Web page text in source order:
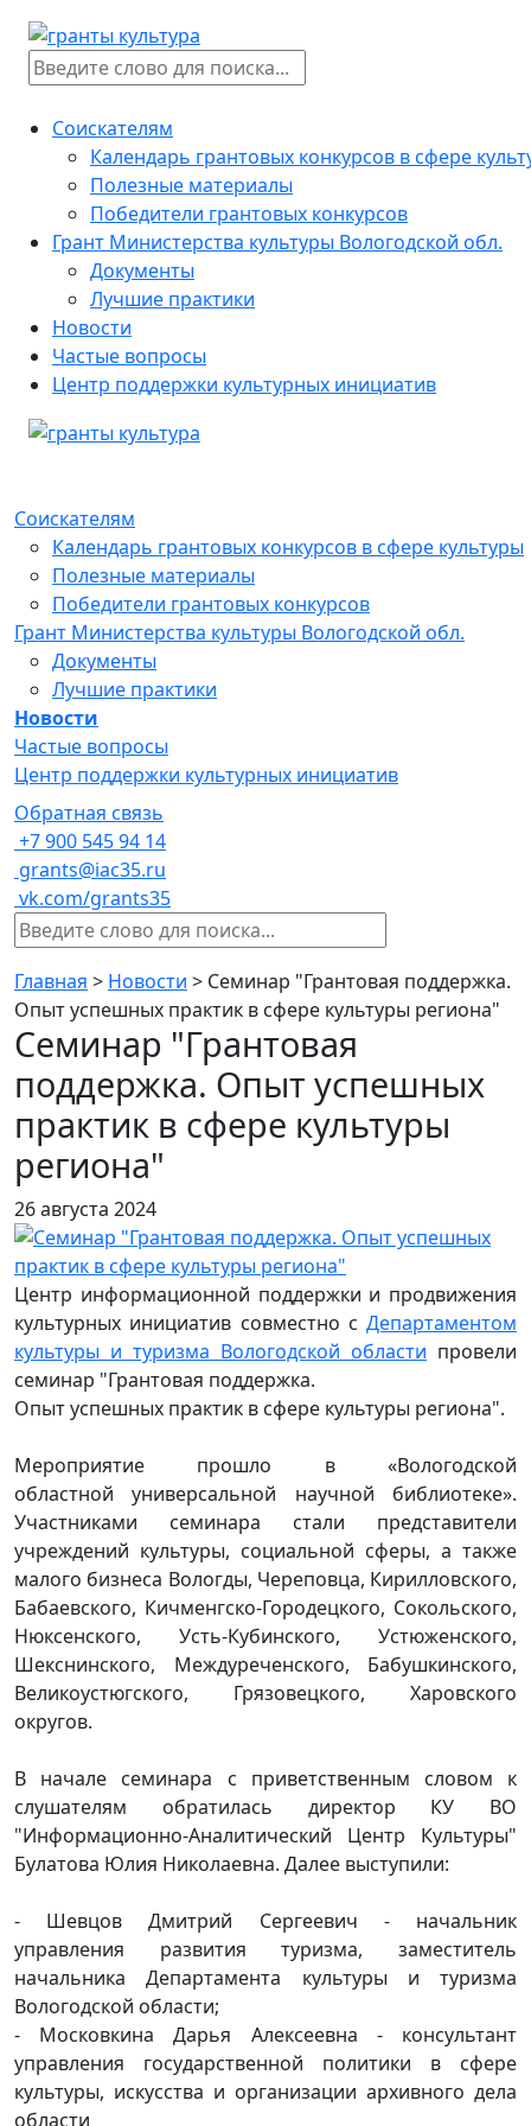
Соискателям
Календарь грантовых конкурсов в сфере
Полезные материалы
Победители грантовых конкурсов
Грант Министерства культуры Вологодской обл.
Документы
Лучшие практики
Новости
Частые вопросы
Центр поддержки культурных инициатив
Соискателям
Календарь грантовых конкурсов в сфере культуры
Полезные материалы
Победители грантовых конкурсов
Грант Министерства культуры Вологодской обл.
Документы
Лучшие практики
Новости
Частые вопросы
Центр поддержки культурных инициатив
Обратная связь
+7 900 545 94 14
grants@iac35.ru
vk.com/grants35
Главная > Новости > Семинар "Грантовая поддержка.
Опыт успешных практик в сфере культуры региона"
Семинар "Грантовая
поддержка. Опыт успешных
практик в сфере культуры
региона"
26 августа 2024
Центр информационной поддержки и продвижения
культурных инициатив совместно с Департаментом
культуры и туризма Вологодской области провели
семинар "Грантовая поддержка.
Опыт успешных практик в сфере культуры региона".
Мероприятие прошло в «Вологодской
областной универсальной научной библиотеке».
Участниками семинара стали представители
учреждений культуры, социальной сферы, а также
малого бизнеса Вологды, Череповца, Кирилловского,
Бабаевского, Кичменгско-Городецкого, Сокольского,
Нюксенского, Усть-Кубинского, Устюженского,
Шекснинского, Междуреченского, Бабушкинского,
Великоустюгского, Грязовецкого, Харовского
округов.
В начале семинара с приветственным словом к
слушателям обратилась директор КУ ВО
"Информационно-Аналитический Центр Культуры"
Булатова Юлия Николаевна. Далее выступили:
- Шевцов Дмитрий Сергеевич - начальник
управления развития туризма, заместитель
начальника Департамента культуры и туризма
Вологодской области;
- Московкина Дарья Алексеевна - консультант
управления государственной политики в сфере
культуры, искусства и организации архивного дела
области